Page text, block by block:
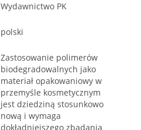
Wydawnictwo PK
polski
Zastosowanie polimerów
biodegradowalnych jako
materiał opakowaniowy w
przemyśle kosmetycznym
jest dziedziną stosunkowo
nową i wymaga
dokładniejszego zbadania